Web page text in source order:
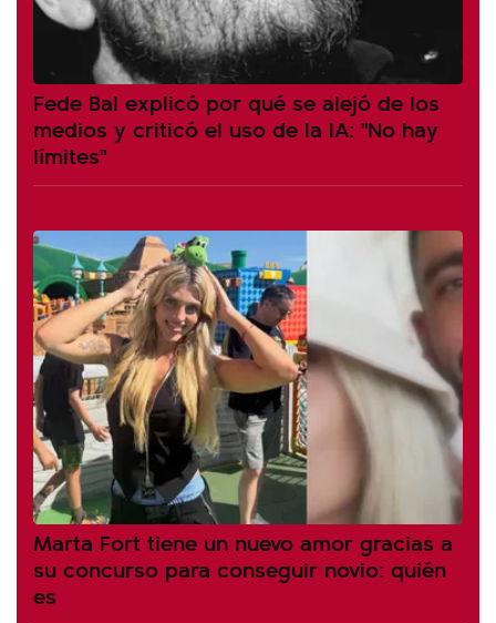
Fede Bal explicó por qué se alejó de los
medios y criticó el uso de la IA: "No hay
límites"
Marta Fort tiene un nuevo amor gracias a
su concurso para conseguir novio: quién
es